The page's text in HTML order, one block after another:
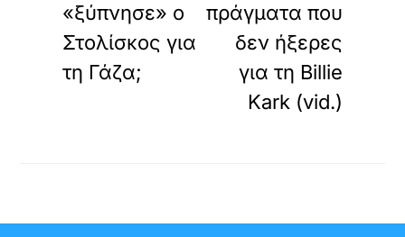
«ξύπνησε» ο
Στολίσκος για
τη Γάζα;
πράγματα που
δεν ήξερες
για τη Billie
Kark (vid.)